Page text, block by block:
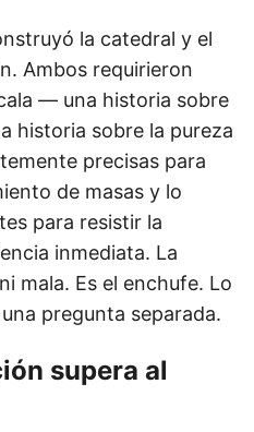
la catedral y el
Ambos requirieron
— una historia sobre
historia sobre la pureza
precisas para
de masas y lo
para resistir la
inmediata. La
mala. Es el enchufe. Lo
pregunta separada.
supera al